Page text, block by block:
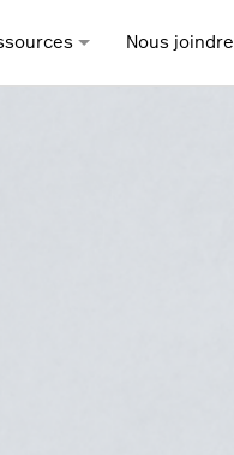
Nous joindre